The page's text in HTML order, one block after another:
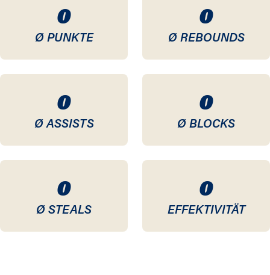
0
Ø PUNKTE
0
Ø REBOUNDS
0
Ø ASSISTS
0
Ø BLOCKS
0
Ø STEALS
0
EFFEKTIVITÄT